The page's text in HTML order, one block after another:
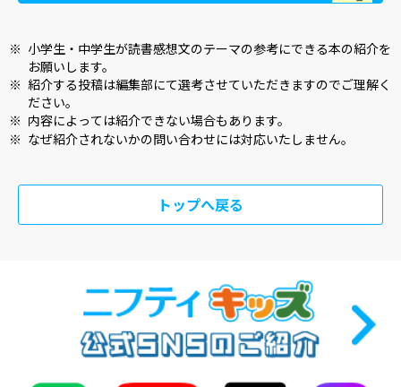
※ 小学生・中学生が読書感想文のテーマの参考にできる本の紹介を
お願いします。
※ 紹介する投稿は編集部にて選考させていただきますのでご理解く
ださい。
※ 内容によっては紹介できない場合もあります。
※ なぜ紹介されないかの問い合わせには対応いたしません。
トップへ戻る